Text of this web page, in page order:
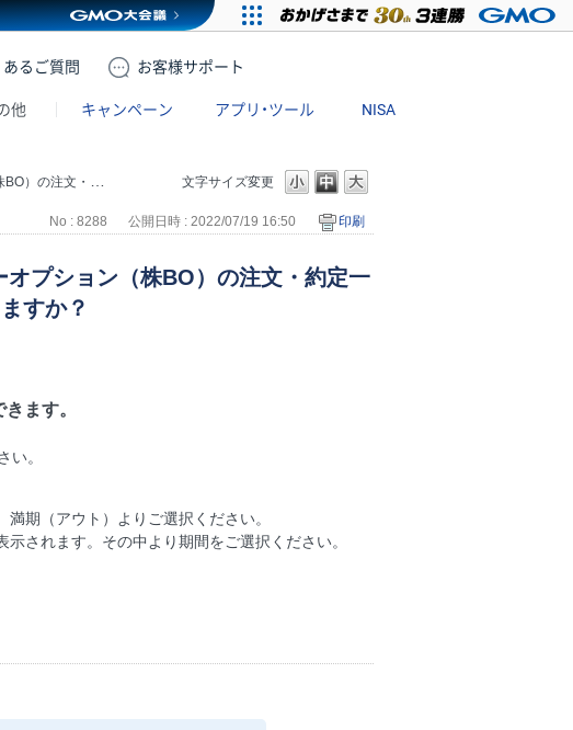
ある ご質問 お客様サポート
他 キャンペーン アプリ・ツール NISA
文字サイズ変更
ものが確認できますか？
No : 8288 公開日時 : 2022/07/19 16:50 印刷
オプション（株BO）の注文・約定一
すか？
ます。
い。
期（アウト）よりご選択ください。
されます。その中より期間をご選択ください。